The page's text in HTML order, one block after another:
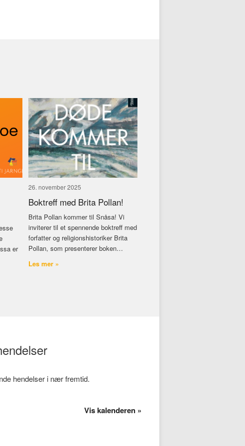
er
26. november 2025
Boktreff med Brita Pollan!
Brita Pollan kommer til Snåsa! Vi
inviterer til et spennende boktreff med
forfatter og religionshistoriker Brita
Pollan, som presenterer boken…
Les mer »
hendelser i nær fremtid.
Vis kalenderen »